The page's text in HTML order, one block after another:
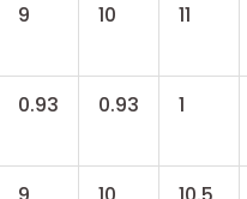
9 10 11
0.93 0.93 1